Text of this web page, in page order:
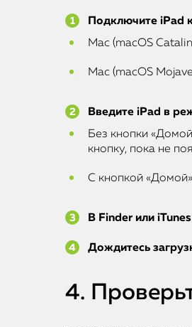
Подключите iPad
Mac (macOS
Mac (macOS
Введите iPad в
Без кнопки
кнопку, пока не
С кнопкой
В Finder или
Дождитесь
4.